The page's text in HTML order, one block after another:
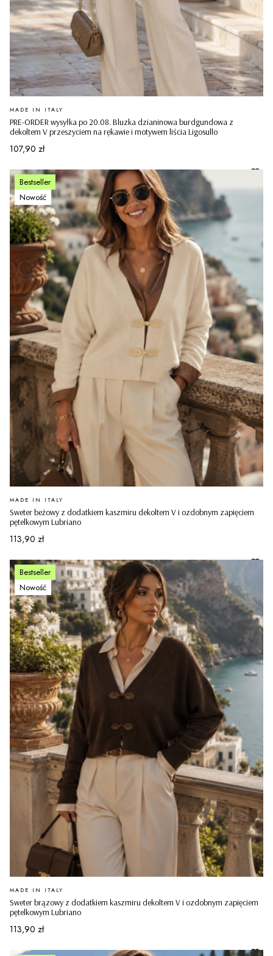
PRE-ORDER wysyłka po 20.08. Bluzka dzianinowa burdgundowa z
dekoltem V przeszyciem na rękawie i motywem liścia Ligosullo
PRODUCENT
MADE IN ITALY
Cena
107,90 zł
Bestseller
Nowość
Sweter beżowy z dodatkiem kaszmiru dekoltem V i ozdobnym zapięciem
pętelkowym Lubriano
PRODUCENT
MADE IN ITALY
Cena
113,90 zł
Bestseller
Nowość
Sweter brązowy z dodatkiem kaszmiru dekoltem V i ozdobnym zapięciem
pętelkowym Lubriano
PRODUCENT
MADE IN ITALY
Cena
113,90 zł